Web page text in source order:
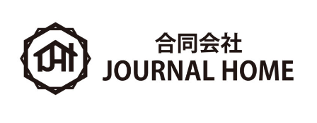
お客様のご紹介
よくあるご質問（FAQ）